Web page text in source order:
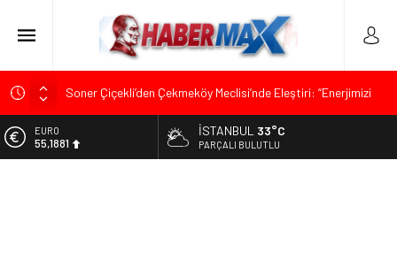
Soner Çiçekli’den Çekmeköy Meclisi’nde Eleştiri: “Enerjimizi
Edremit’te Kaymakam Ahmet Odabaş’a Duygu Dolu Veda
ALTIN
6.660,55
İSTANBUL 33°C
PARÇALI BULUTLU